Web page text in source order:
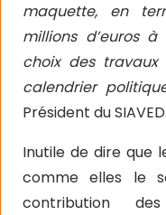
maquette, en
millions d’euros
choix des travaux
calendrier
Président du SIAVED.
Inutile de dire que
comme elles le
contribution